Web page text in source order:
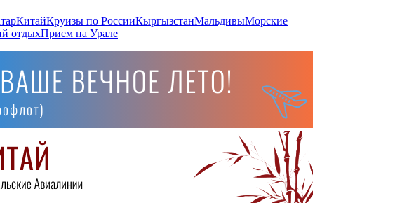
КитайКруизы по РоссииКыргызстанМальдивыМорские
отдыхПрием на Урале